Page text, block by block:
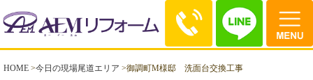
HOME >今日の現場尾道エリア >御調町M様邸 洗面台交換工事